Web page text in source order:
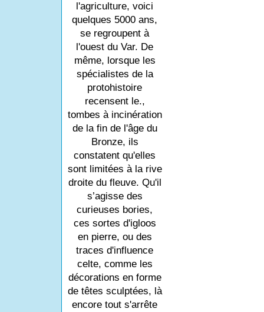
l'agriculture, voici
quelques 5000 ans,
se regroupent à
l'ouest du Var. De
même, lorsque les
spécialistes de la
protohistoire
recensent le.,
tombes à incinération
de la fin de l'âge du
Bronze, ils
constatent qu'elles
sont limitées à la rive
droite du fleuve. Qu'il
s’agisse des
curieuses bories,
ces sortes d'igloos
en pierre, ou des
traces d'influence
celte, comme les
décorations en forme
de têtes sculptées, là
encore tout s'arrête